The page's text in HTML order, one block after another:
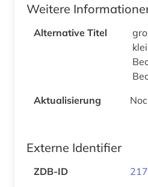
Weitere
Alternative Titel
Aktualisierung
Externe Identifier
ZDB-ID